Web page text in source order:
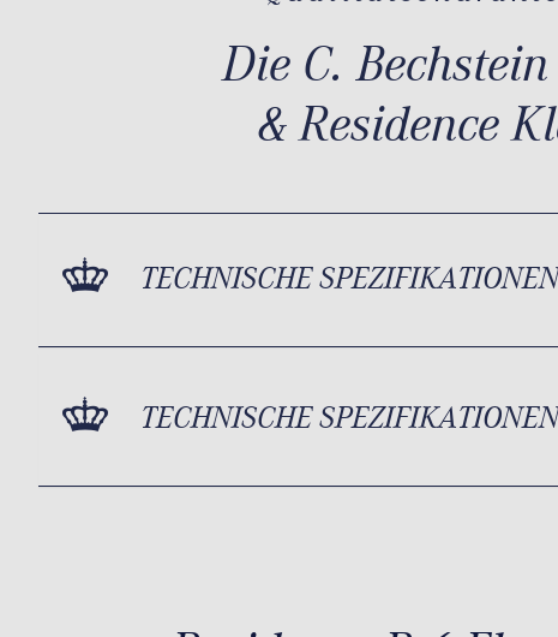
Die C.
& Residence
TECHNISCHE
TECHNISCHE